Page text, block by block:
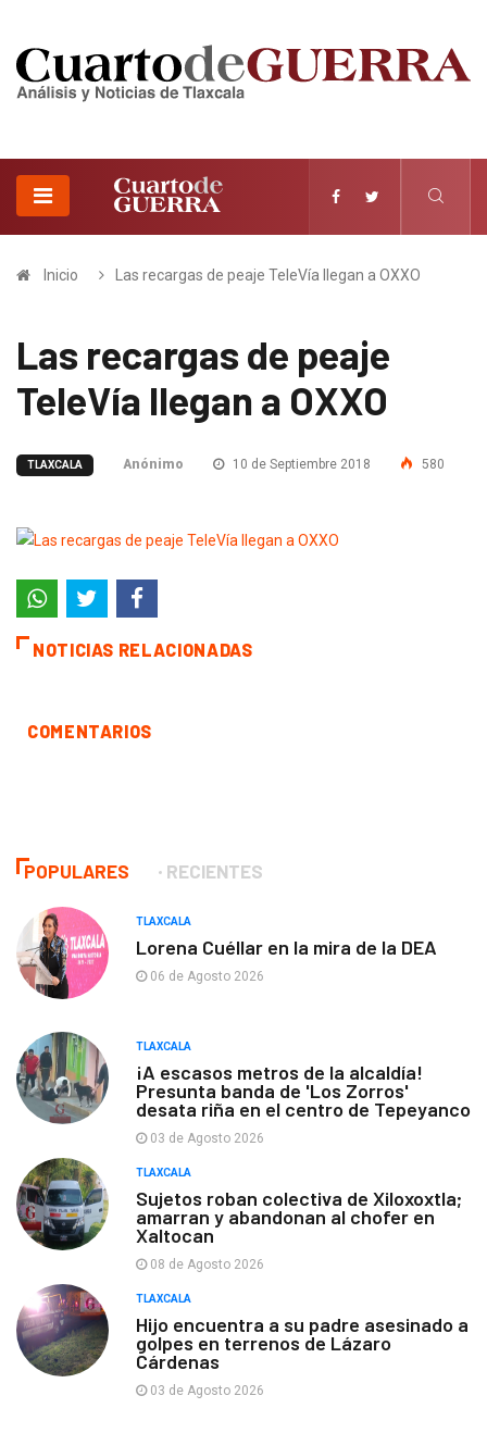
Inicio Las recargas de peaje TeleVía llegan a OXXO
Las recargas de peaje
TeleVía llegan a OXXO
TLAXCALA Anónimo 10 de Septiembre 2018 580
NOTICIAS RELACIONADAS
COMENTARIOS
POPULARES RECIENTES
TLAXCALA
Lorena Cuéllar en la mira de la DEA
06 de Agosto 2026
TLAXCALA
¡A escasos metros de la alcaldía!
Presunta banda de 'Los Zorros'
desata riña en el centro de Tepeyanco
03 de Agosto 2026
TLAXCALA
Sujetos roban colectiva de Xiloxoxtla;
amarran y abandonan al chofer en
Xaltocan
08 de Agosto 2026
TLAXCALA
Hijo encuentra a su padre asesinado a
golpes en terrenos de Lázaro
Cárdenas
03 de Agosto 2026